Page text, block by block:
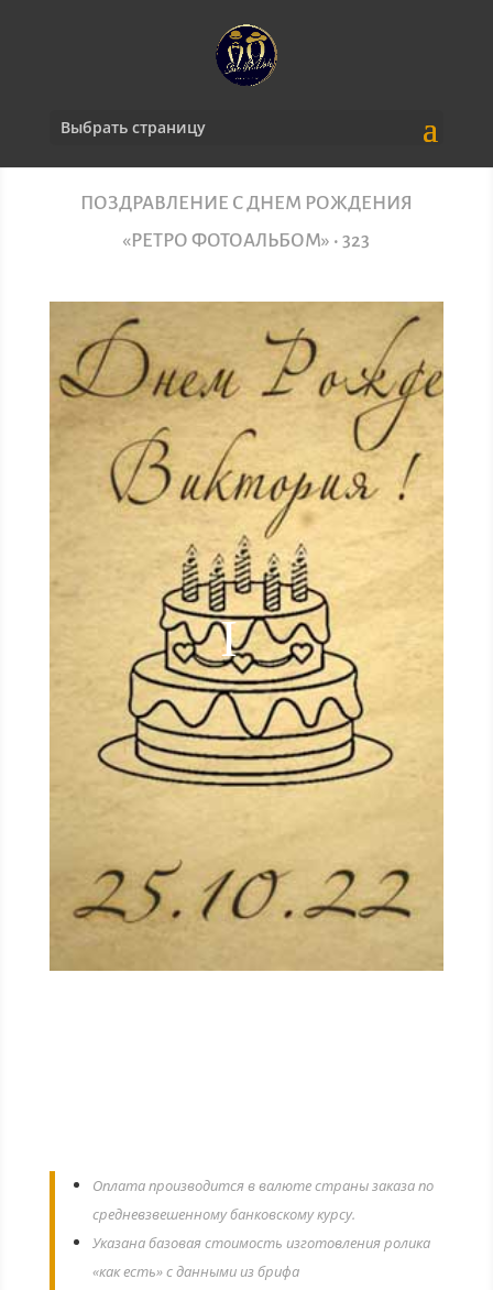
Выбрать страницу
ПОЗДРАВЛЕНИЕ С ДНЕМ РОЖДЕНИЯ
«РЕТРО ФОТОАЛЬБОМ» • 323
Оплата производится в валюте страны заказа по
средневзвешенному банковскому курсу.
Указана базовая стоимость изготовления ролика
«как есть» с данными из брифа